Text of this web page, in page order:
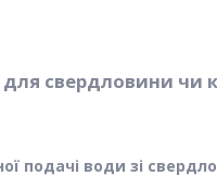
свердловини чи
подачі води зі